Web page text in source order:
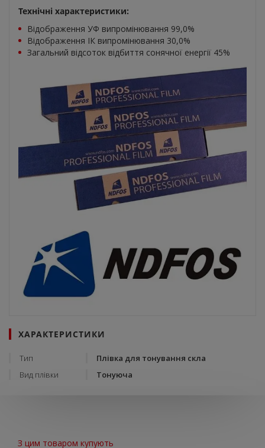
Технічні характеристики:
Відображення УФ випромінювання 99,0%
Відображення ІК випромінювання 30,0%
Загальний відсоток відбиття сонячної енергії 45%
ХАРАКТЕРИСТИКИ
Тип
Плівка для тонування скла
Вид плівки
Тонуюча
З цим товаром купують